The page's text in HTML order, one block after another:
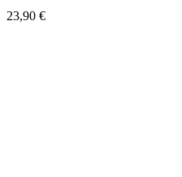
23,90 €